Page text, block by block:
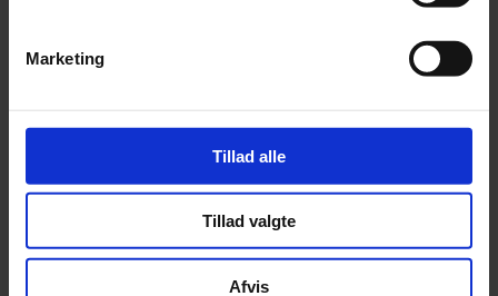
Marketing
Tillad alle
Tillad valgte
Afvis
cenerentola
Eco Soft
midnatssol
Poppy